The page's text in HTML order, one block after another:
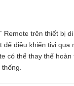
Remote trên thiết bị
để điều khiển tivi qua
có thể thay thế